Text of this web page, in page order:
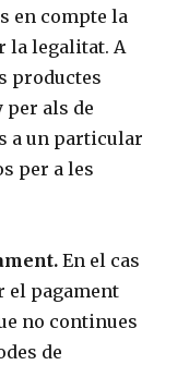
en compte la
la legalitat. A
productes
per als de
a un particular
per a les
En el cas
el pagament
no continues
de